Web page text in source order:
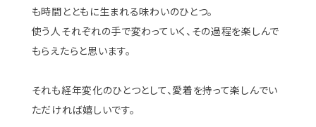
も時間とともに生まれる味わいのひとつ。
使う人それぞれの手で変わっていく、その過程を楽しんで
もらえたらと思います。
それも経年変化のひとつとして、愛着を持って楽しんでい
ただければ嬉しいです。